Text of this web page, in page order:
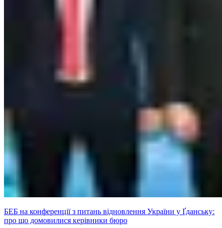
БЕБ на конференції з питань відновлення України у Ґданську:
про що домовилися керівники бюро